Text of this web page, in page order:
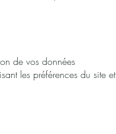
de vos données
les préférences du site et